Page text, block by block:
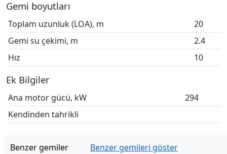
Gemi boyutları
Toplam uzunluk (LOA), m
20
Gemi su çekimi, m
2.4
Hız
10
Ek Bilgiler
Ana motor gücü, kW
294
Kendinden tahrikli
Benzer gemiler
Benzer gemileri göster